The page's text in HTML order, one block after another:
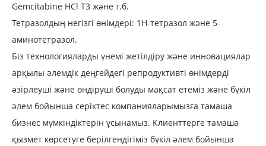
Gemcitabine HCl T3 және т.б.
Тетразолдың негізгі өнімдері: 1Н-тетразол және 5-
аминотетразол.
Біз технологияларды үнемі жетілдіру және инновациялар
арқылы әлемдік деңгейдегі репродуктивті өнімдерді
әзірлеуші ​​және өндіруші болуды мақсат етеміз және бүкіл
әлем бойынша серіктес компанияларымызға тамаша
бизнес мүмкіндіктерін ұсынамыз. Клиенттерге тамаша
қызмет көрсетуге берілгендігіміз бүкіл әлем бойынша